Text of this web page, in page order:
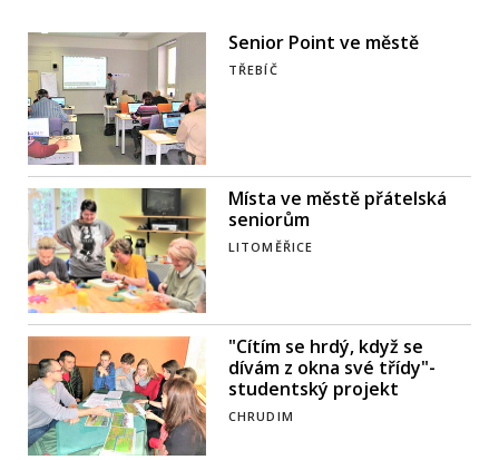
Senior Point ve městě
TŘEBÍČ
Místa ve městě přátelská
seniorům
LITOMĚŘICE
"Cítím se hrdý, když se
dívám z okna své třídy"-
studentský projekt
CHRUDIM